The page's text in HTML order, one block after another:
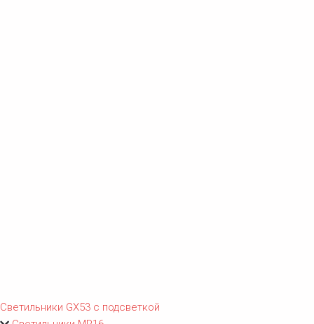
Светильники GX53 с подсветкой